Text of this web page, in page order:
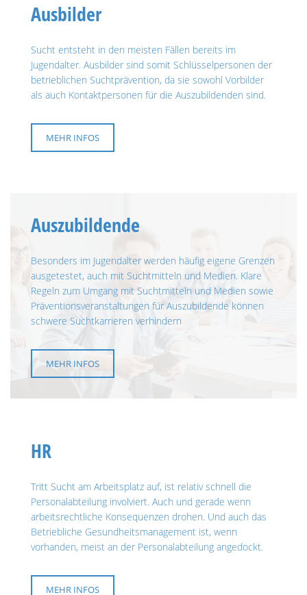
Ausbilder
Sucht entsteht in den meisten Fällen bereits im
Jugendalter. Ausbilder sind somit Schlüsselpersonen der
betrieblichen Suchtprävention, da sie sowohl Vorbilder
als auch Kontaktpersonen für die Auszubildenden sind.
MEHR INFOS
Auszubildende
Besonders im Jugendalter werden häufig eigene Grenzen
ausgetestet, auch mit Suchtmitteln und Medien. Klare
Regeln zum Umgang mit Suchtmitteln und Medien sowie
Präventionsveranstaltungen für Auszubildende können
schwere Suchtkarrieren verhindern
MEHR INFOS
HR
Tritt Sucht am Arbeitsplatz auf, ist relativ schnell die
Personalabteilung involviert. Auch und gerade wenn
arbeitsrechtliche Konsequenzen drohen. Und auch das
Betriebliche Gesundheitsmanagement ist, wenn
vorhanden, meist an der Personalabteilung angedockt.
MEHR INFOS